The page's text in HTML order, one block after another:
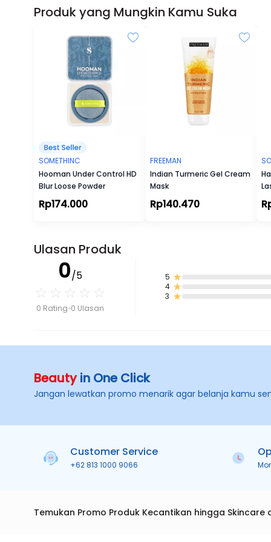
Produk yang Mungkin Kamu Suka
SOMETHINC
Hooman Under Control HD
Blur Loose Powder
Rp174.000
FREEMAN
Indian Turmeric Gel Cream
Mask
Rp140.470
Ulasan Produk
0/5
0 Rating 0 Ulasan
5
4
3
Beautyin One Click
Jangan lewatkan promo menarik agar belanja kamu
Customer Service
+62 813 1000 9066
Temukan Promo Produk Kecantikan hingga Skincare